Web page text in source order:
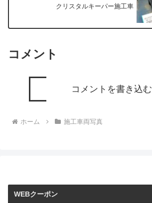
クリスタルキーパー施工車
コメント
コメントを書き込む
ホーム 施工車両写真
WEBクーポン